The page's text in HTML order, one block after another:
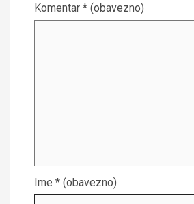
Komentar * (obavezno)
Ime * (obavezno)